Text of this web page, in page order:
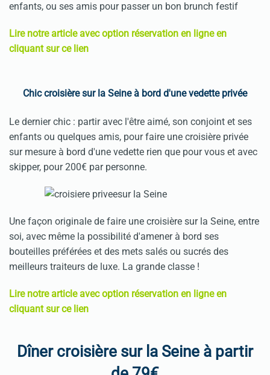
enfants, ou ses amis pour passer un bon brunch festif
Lire notre article avec option réservation en ligne en
cliquant sur ce lien
Chic croisière sur la Seine à bord d'une vedette privée
Le dernier chic : partir avec l'être aimé, son conjoint et ses
enfants ou quelques amis, pour faire une croisière privée
sur mesure à bord d'une vedette rien que pour vous et avec
skipper, pour 200€ par personne.
Une façon originale de faire une croisière sur la Seine, entre
soi, avec même la possibilité d'amener à bord ses
bouteilles préférées et des mets salés ou sucrés des
meilleurs traiteurs de luxe. La grande classe !
Lire notre article avec option réservation en ligne en
cliquant sur ce lien
Dîner croisière sur la Seine à partir